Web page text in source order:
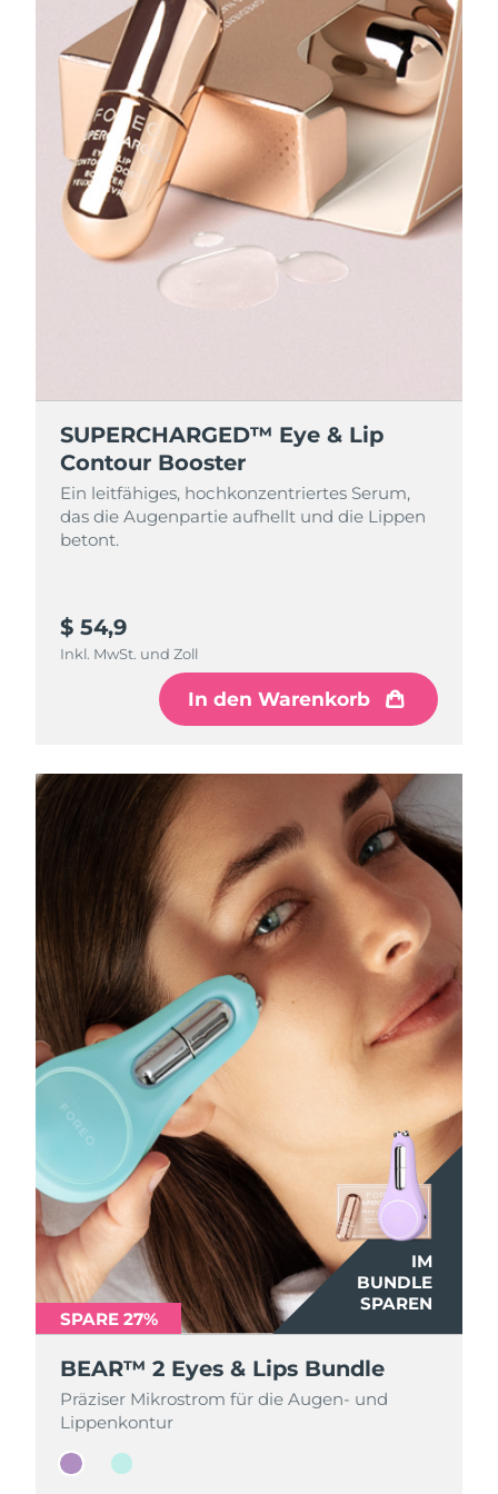
SUPERCHARGED™ Eye & Lip
Contour Booster
Ein leitfähiges, hochkonzentriertes Serum,
das die Augenpartie aufhellt und die Lippen
betont.
$ 54,9
Inkl. MwSt. und Zoll
In den Warenkorb
IM
BUNDLE
SPAREN
SPARE 27%
BEAR™ 2 Eyes & Lips Bundle
Präziser Mikrostrom für die Augen- und
Lippenkontur
IM
BUNDLE
SPAREN
SPARE 27%
BEAR™ 2 Eyes & Lips Bundle
Präziser Mikrostrom für die Augen- und
Lippenkontur